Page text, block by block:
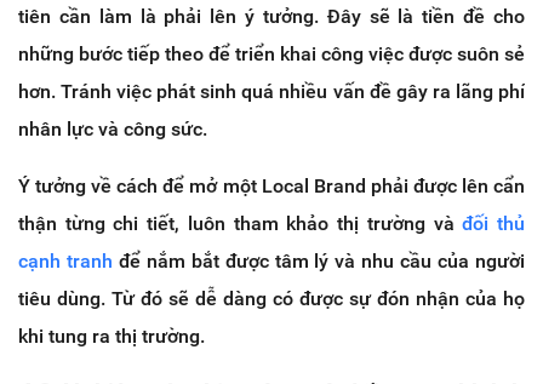
tiên cần làm là phải lên ý tưởng. Đây sẽ là tiền đề cho
những bước tiếp theo để triển khai công việc được suôn sẻ
hơn. Tránh việc phát sinh quá nhiều vấn đề gây ra lãng phí
nhân lực và công sức.
Ý tưởng về cách để mở một Local Brand phải được lên cẩn
thận từng chi tiết, luôn tham khảo thị trường vàđối thủ
cạnh tranh để nắm bắt được tâm lý và nhu cầu của người
tiêu dùng. Từ đó sẽ dễ dàng có được sự đón nhận của họ
khi tung ra thị trường.